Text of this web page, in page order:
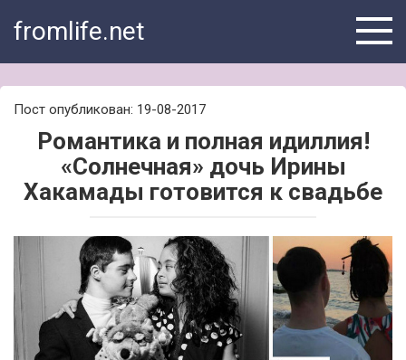
fromlife.net
Пост опубликован: 19-08-2017
Романтика и полная идиллия!
«Солнечная» дочь Ирины
Хакамады готовится к свадьбе